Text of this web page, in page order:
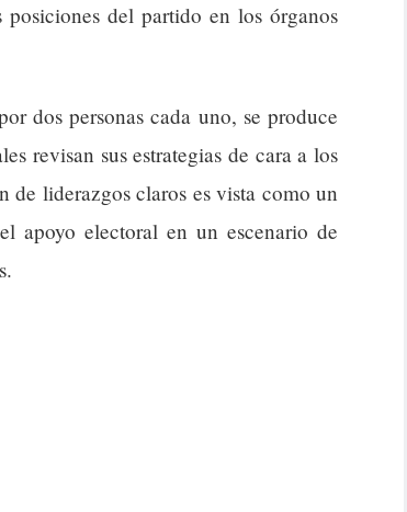
del partido en los órganos
dos personas cada uno, se produce
revisan sus estrategias de cara a los
de liderazgos claros es vista como un
apoyo electoral en un escenario de